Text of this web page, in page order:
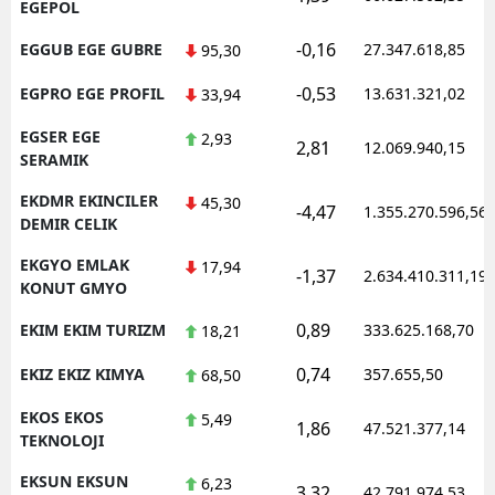
EGEPOL
EGGUB EGE GUBRE 95,30 -0,16 27.347.618,85
EGPRO EGE PROFIL 33,94 -0,53 13.631.321,02
EGSER EGE
SERAMIK
2,93 2,81 12.069.940,15
EKDMR EKINCILER
DEMIR CELIK
45,30 -4,47 1.355.270.596,56
EKGYO EMLAK
KONUT GMYO
17,94 -1,37 2.634.410.311,19
EKIM EKIM TURIZM 18,21 0,89 333.625.168,70
EKIZ EKIZ KIMYA 68,50 0,74 357.655,50
EKOS EKOS
TEKNOLOJI
5,49 1,86 47.521.377,14
EKSUN EKSUN
6,23